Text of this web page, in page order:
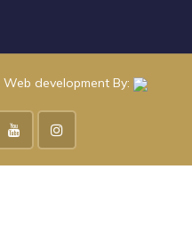
Web development By: